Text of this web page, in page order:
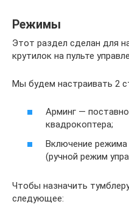
Режимы
Этот раздел сделан для
крутилок на пульте
Мы будем настраивать 2
Арминг —
квадрокоптера;
Включение
(ручной режим
Чтобы назначить
следующее: